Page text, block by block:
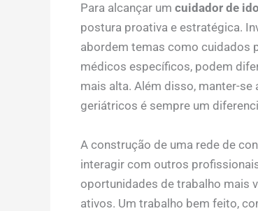
Para alcançar um cuidador de
postura proativa e estratégica.
abordem temas como cuidados
médicos específicos, podem
mais alta. Além disso, manter-
geriátricos é sempre um
A construção de uma rede de
interagir com outros
oportunidades de trabalho mais
ativos. Um trabalho bem feito,